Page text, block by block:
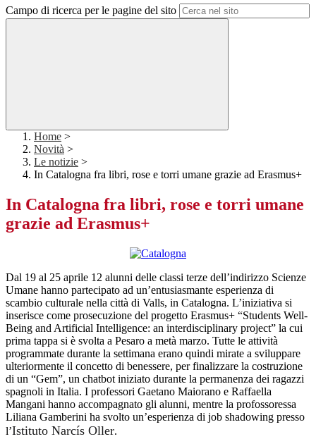
Campo di ricerca per le pagine del sito
Home >
Novità >
Le notizie >
In Catalogna fra libri, rose e torri umane grazie ad Erasmus+
In Catalogna fra libri, rose e torri umane
grazie ad Erasmus+
Dal 19 al 25 aprile 12 alunni delle classi terze dell’indirizzo Scienze
Umane hanno partecipato ad un’entusiasmante esperienza di
scambio culturale nella città di Valls, in Catalogna. L’iniziativa si
inserisce come prosecuzione del progetto Erasmus+ “Students Well-
Being and Artificial Intelligence: an interdisciplinary project” la cui
prima tappa si è svolta a Pesaro a metà marzo. Tutte le attività
programmate durante la settimana erano quindi mirate a sviluppare
ulteriormente il concetto di benessere, per finalizzare la costruzione
di un “Gem”, un chatbot iniziato durante la permanenza dei ragazzi
spagnoli in Italia. I professori Gaetano Maiorano e Raffaella
Mangani hanno accompagnato gli alunni, mentre la profossoressa
Liliana Gamberini ha svolto un’esperienza di job shadowing presso
l’Istituto Narcís Oller.